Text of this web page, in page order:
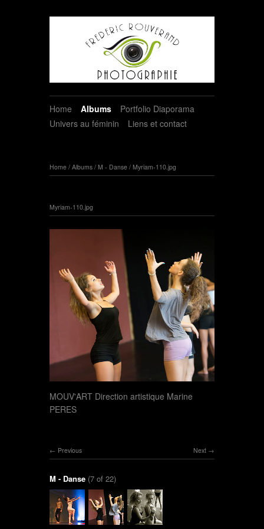
Home Albums
Portfolio Diaporama
Univers au féminin
Liens et contact
Home / Albums / M - Danse / Myriam-110.jpg
Myriam-110.jpg
MOUV'ART Direction artistique Marine
PERES
Next
Previous
M - Danse (7 of 22)